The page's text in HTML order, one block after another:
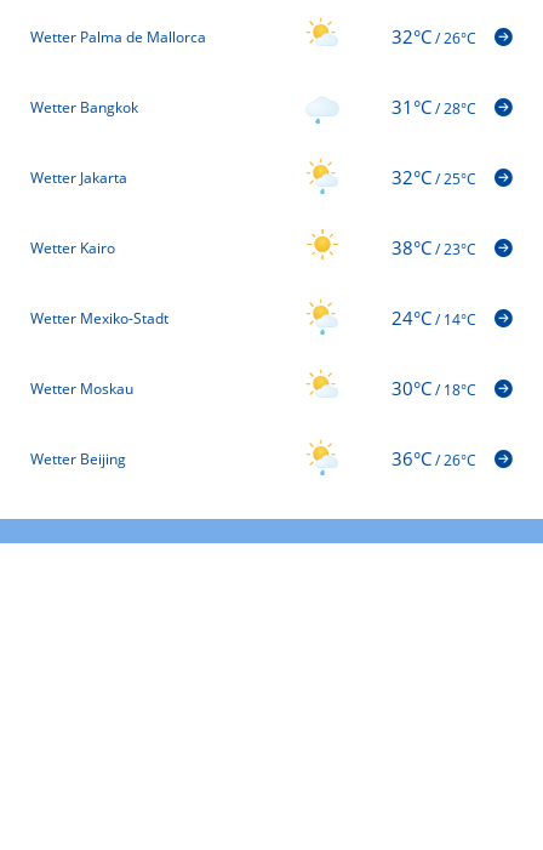
Wetter Palma de Mallorca 32°C/26°C
Wetter Bangkok 31°C/28°C
Wetter Jakarta 32°C/25°C
Wetter Kairo 38°C/23°C
Wetter Mexiko-Stadt 24°C/14°C
Wetter Moskau 30°C/18°C
Wetter Beijing 36°C/26°C